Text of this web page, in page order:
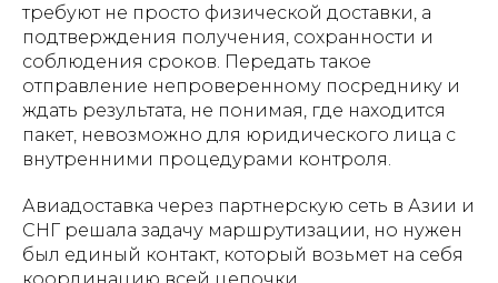
требуют не просто физической доставки, а
подтверждения получения, сохранности и
соблюдения сроков. Передать такое
отправление непроверенному посреднику и
ждать результата, не понимая, где находится
пакет, невозможно для юридического лица с
внутренними процедурами контроля.
Авиадоставка через партнерскую сеть в Азии и
СНГ решала задачу маршрутизации, но нужен
был единый контакт, который возьмет на себя